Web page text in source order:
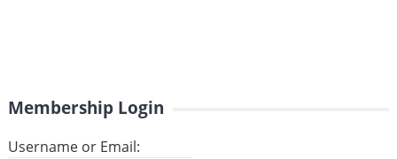
Membership Login
Username or Email: